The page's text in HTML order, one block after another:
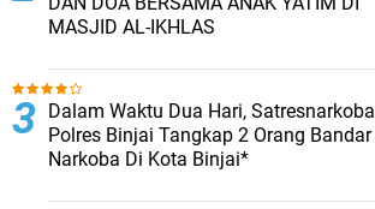
MASJID AL-IKHLAS
Dalam Waktu Dua Hari, Satresnarkoba
Polres Binjai Tangkap 2 Orang Bandar
Narkoba Di Kota Binjai*